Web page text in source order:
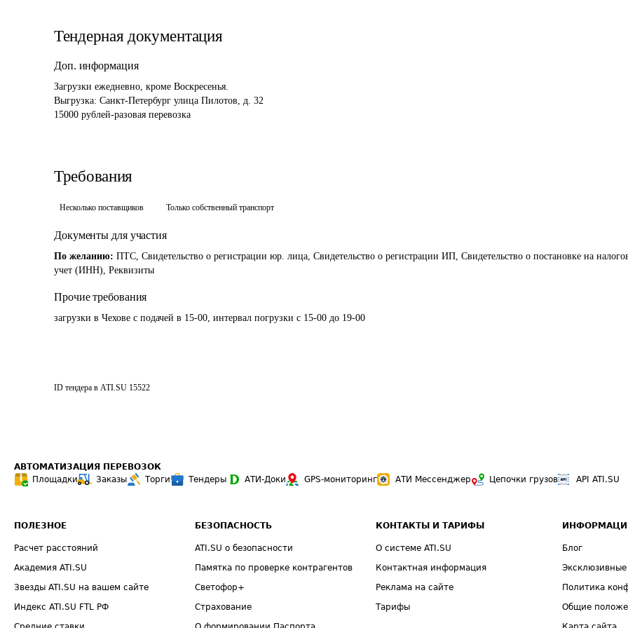
Тендерная документация
Доп. информация
Загрузки ежедневно, кроме Воскресенья.
Выгрузка: Санкт-Петербург улица Пилотов, д. 32
15000 рублей-разовая перевозка
Требования
Несколько поставщиков Только собственный транспорт
Документы для участия
По желанию: ПТС, Свидетельство о регистрации юр. лица, Свидетельство о регистрации ИП, Свидетельство о постановке на
учет (ИНН), Реквизиты
Прочие требования
загрузки в Чехове с подачей в 15-00, интервал погрузки с 15-00 до 19-00
ID тендера в ATI.SU 15522
АВТОМАТИЗАЦИЯ ПЕРЕВОЗОК
Площадки
Заказы Торги Тендеры АТИ-Доки GPS-мониторинг АТИ Мессенджер Цепочки грузов API ATI.SU
ПОЛЕЗНОЕ
Расчет расстояний
Академия ATI.SU
Звезды ATI.SU на вашем сайте
Индекс ATI.SU FTL РФ
БЕЗОПАСНОСТЬ
ATI.SU о безопасности
Памятка по проверке контрагентов
Светофор+
Страхование
КОНТАКТЫ И ТАРИФЫ
О системе ATI.SU
Контактная информация
Реклама на сайте
Тарифы
Блог
Политика
Общие